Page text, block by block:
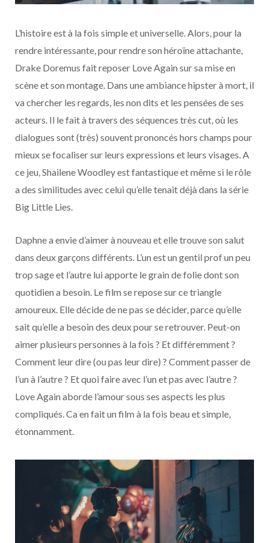
L’histoire est à la fois simple et universelle. Alors, pour la
rendre intéressante, pour rendre son héroïne attachante,
Drake Doremus fait reposer Love Again sur sa mise en
scène et son montage. Dans une ambiance hipster à mort, il
va chercher les regards, les non dits et les pensées de ses
acteurs. Il le fait à travers des séquences très cut, où les
dialogues sont (très) souvent prononcés hors champs pour
mieux se focaliser sur leurs expressions et leurs visages. A
ce jeu, Shailene Woodley est fantastique et même si le rôle
a des similitudes avec celui qu’elle tenait déjà dans la série
Big Little Lies.
Daphne a envie d’aimer à nouveau et elle trouve son salut
dans deux garçons différents. L’un est un gentil prof un peu
trop sage et l’autre lui apporte le grain de folie dont son
quotidien a besoin. Le film se repose sur ce triangle
amoureux. Elle décide de ne pas se décider, parce qu’elle
sait qu’elle a besoin des deux pour se retrouver. Peut-on
aimer plusieurs personnes à la fois ? Et différemment ?
Comment leur dire (ou pas leur dire) ? Comment passer de
l’un à l’autre ? Et quoi faire avec l’un et pas avec l’autre ?
Love Again aborde l’amour sous ses aspects les plus
compliqués. Ca en fait un film à la fois beau et simple,
étonnamment.